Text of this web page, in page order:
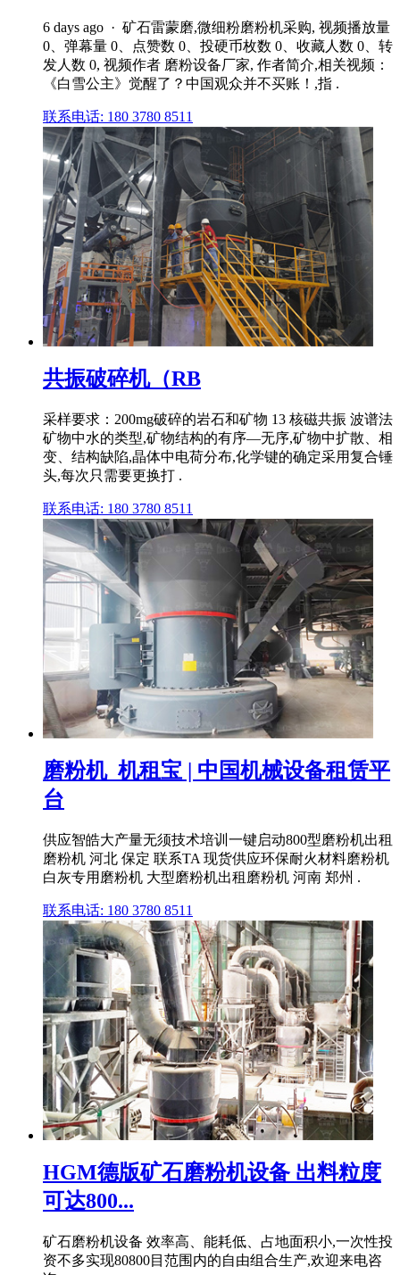
6 days ago · 矿石雷蒙磨,微细粉磨粉机采购, 视频播放量
0、弹幕量 0、点赞数 0、投硬币枚数 0、收藏人数 0、转
发人数 0, 视频作者 磨粉设备厂家, 作者简介,相关视频：
《白雪公主》觉醒了？中国观众并不买账！,指 .
联系电话: 180 3780 8511
共振破碎机（RB
采样要求：200mg破碎的岩石和矿物 13 核磁共振 波谱法
矿物中水的类型,矿物结构的有序—无序,矿物中扩散、相
变、结构缺陷,晶体中电荷分布,化学键的确定采用复合锤
头,每次只需要更换打 .
联系电话: 180 3780 8511
磨粉机_机租宝 | 中国机械设备租赁平
台
供应智皓大产量无须技术培训一键启动800型磨粉机出租
磨粉机 河北 保定 联系TA 现货供应环保耐火材料磨粉机
白灰专用磨粉机 大型磨粉机出租磨粉机 河南 郑州 .
联系电话: 180 3780 8511
HGM德版矿石磨粉机设备 出料粒度
可达800...
矿石磨粉机设备 效率高、能耗低、占地面积小,一次性投
资不多实现80800目范围内的自由组合生产,欢迎来电咨